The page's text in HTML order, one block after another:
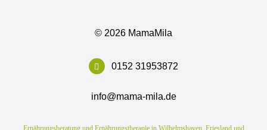
© 2026 MamaMila
0152 31953872
info@mama-mila.de
Ernährungsberatung und Ernährungstherapie in Wilhelmshaven, Friesland und